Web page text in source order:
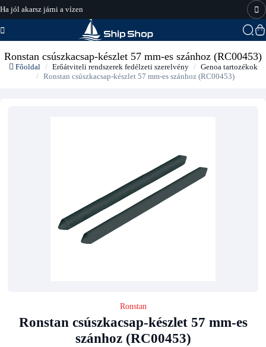
Ha jól akarsz járni a vízen
hajo-felszereles.hu
Ronstan csúszkacsap-készlet 57 mm-es szánhoz (RC00453)
Főoldal Erőátviteli rendszerek fedélzeti szerelvény
Genoa tartozékok
Ronstan csúszkacsap-készlet 57 mm-es szánhoz (RC00453)
Ronstan
Ronstan csúszkacsap-készlet 57 mm-es
szánhoz (RC00453)